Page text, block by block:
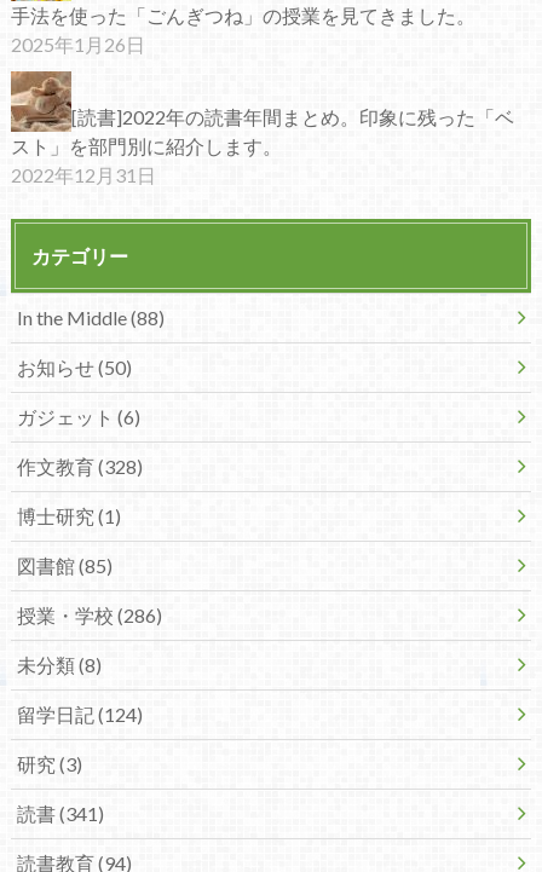
手法を使った「ごんぎつね」の授業を見てきました。
2025年1月26日
[読書]2022年の読書年間まとめ。印象に残った「ベ
スト」を部門別に紹介します。
2022年12月31日
カテゴリー
In the Middle (88)
お知らせ (50)
ガジェット (6)
作文教育 (328)
博士研究 (1)
図書館 (85)
授業・学校 (286)
未分類 (8)
留学日記 (124)
研究 (3)
読書 (341)
読書教育 (94)